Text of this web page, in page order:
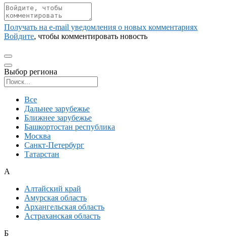
Получать на e‑mail уведомления о новых комментариях
Войдите, чтобы комментировать новость
Выбор региона
Все
Дальнее зарубежье
Ближнее зарубежье
Башкортостан республика
Москва
Санкт-Петербург
Татарстан
А
Алтайский край
Амурская область
Архангельская область
Астраханская область
Б